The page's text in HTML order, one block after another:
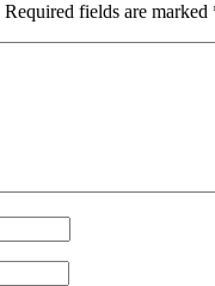
Required fields are marked